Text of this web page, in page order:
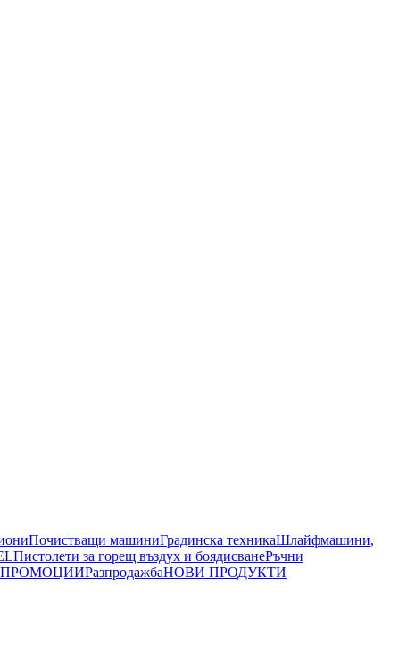
Почистващи машиниГрадинска техникаШлайфмашини,
Пистолети за горещ въздух и боядисванеРъчни
ПРОМОЦИИРазпродажбаНОВИ ПРОДУКТИ